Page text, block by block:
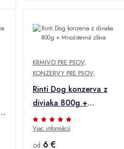
KRMIVO PRE PSOV,
KONZERVY PRE PSOV,
Rinti Dog konzerva z
diviaka 800g +
Množstevná zľava
Viac informácií
od 6 €